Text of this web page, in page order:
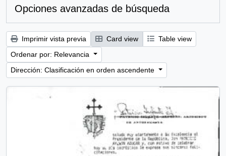
Opciones avanzadas de búsqueda
Imprimir vista previa Card view
Table view
Ordenar por: Relevancia
Dirección: Clasificación en orden ascendente